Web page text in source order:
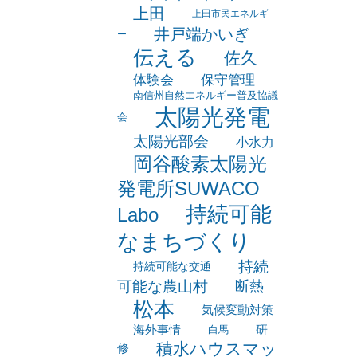
上田
上田市民エネルギ
ー
井戸端かいぎ
伝える 佐久
体験会 保守管理
南信州自然エネルギー普及協議
会
太陽光発電
太陽光部会 小水力
岡谷酸素太陽光
発電所SUWACO
Labo
持続可能
なまちづくり
持続可能な交通
持続
可能な農山村
断熱
松本 気候変動対策
海外事情 白馬
研
修
積水ハウスマッ